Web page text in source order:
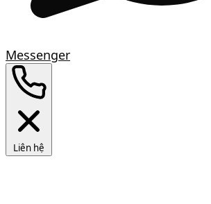
Messenger
Liên hệ